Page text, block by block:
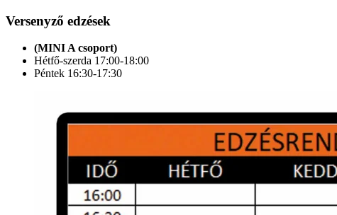
Versenyző edzések
(MINI A csoport)
Hétfő-szerda 17:00-18:00
Péntek 16:30-17:30